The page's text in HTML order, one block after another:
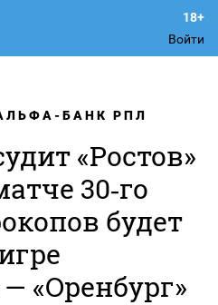
Войти
БАНК РПЛ
«Ростов»
30‑го
будет
«Оренбург»